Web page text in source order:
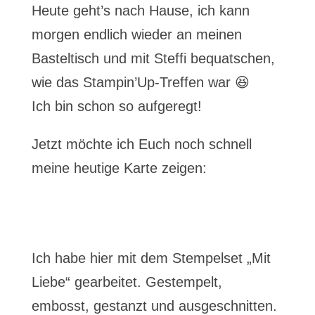
Heute geht’s nach Hause, ich kann
morgen endlich wieder an meinen
Basteltisch und mit Steffi bequatschen,
wie das Stampin’Up-Treffen war 😆
Ich bin schon so aufgeregt!
Jetzt möchte ich Euch noch schnell
meine heutige Karte zeigen:
Ich habe hier mit dem Stempelset „Mit
Liebe“ gearbeitet. Gestempelt,
embosst, gestanzt und ausgeschnitten.